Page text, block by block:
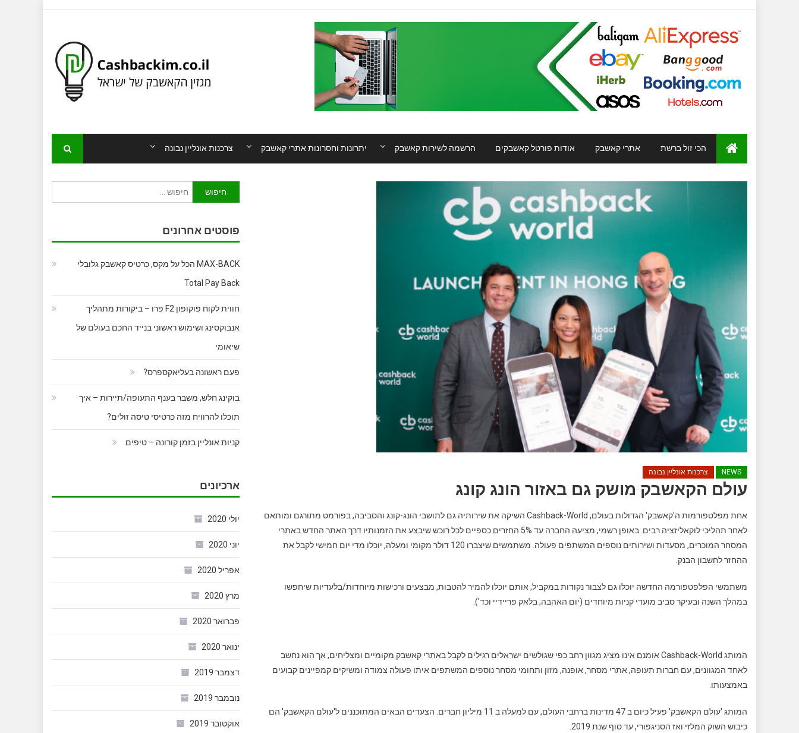
צרכנות אונליין נבונה יתרונות וחסרונות אתרי קאשבק הרשמה לשירות קאשבק אודות פורטל קאשבקים אתרי קאשבק הכי זול ברשת
NEWS צרכנות אונליין נבונה
עולם הקאשבק מושק גם באזור הונג קונג
אחת מפלטפורמות ה'קאשבק' הגדולות בעולם, Cashback-World השיקה את שירותיה גם לתושבי הונג-קונג והסביבה, בפורמט מתורגם ומותאם
לאחר תהליכי לוקאליזציה רבים. באופן רשמי, מציעה החברה עד 5% החזרים כספיים לכל רוכש שיבצע את הזמנותיו דרך האתר החדש באתרי
המסחר המוכרים, מסעדות ושירותים נוספים המשתפים פעולה. משתמשים שיצברו 120 דולר מקומי ומעלה, יוכלו מדי יום חמישי לקבל את
ההחזר לחשבון הבנק.
משתמשי הפלפטפורמה החדשה יוכלו גם לצבור נקודות במקביל, אותם יוכלו להמיר להטבות, מבצעים ורכישות מיוחדות/בלעדיות שיחפשו
במהלך השנה ובעיקר סביב מועדי קניות מיוחדים (יום האהבה, בלאק פריידיי וכד').
המותג Cashback-World אומנם אינו מציג מגוון רחב כפי שגולשים ישראלים רגילים לקבל באתרי קאשבק מקומיים ומצליחים, אך הוא נחשב
לאחד המגוונים, עם חברות תעופה, אתרי מסחר, אופנה, מזון ותחומי מסחר נוספים המשתפים איתו פעולה צמודה ומשיקים קמפיינים קבועים
באמצעותו.
המותג 'עולם הקאשבק' פעיל כיום ב 47 מדינות ברחבי העולם, עם למעלה ב 11 מיליון חברים. הצעדים הבאים המתוכננים ל'עולם הקאשבק' הם
כיבוש השוק המלזי ואז הסניגפורי, עד סוף שנת 2019.
חיפוש:
פוסטים אחרונים
MAX-BACK הכל על מקס, כרטיס קאשבק גלובלי
Total Pay Back
חווית לקוח פוקופון F2 פרו – ביקורות מתהליך
אנבוקסינג ושימוש ראשוני בנייד החכם בעולם של
שיאומי
פעם ראשונה בעליאקספרס?
בוקינג חלש, משבר בענף התעופה/תיירות – איך
תוכלו להרוויח מזה כרטיסי טיסה זולים?
קניות אונליין בזמן קורונה – טיפים
ארכיונים
יולי 2020
יוני 2020
אפריל 2020
מרץ 2020
פברואר 2020
ינואר 2020
דצמבר 2019
נובמבר 2019
אוקטובר 2019